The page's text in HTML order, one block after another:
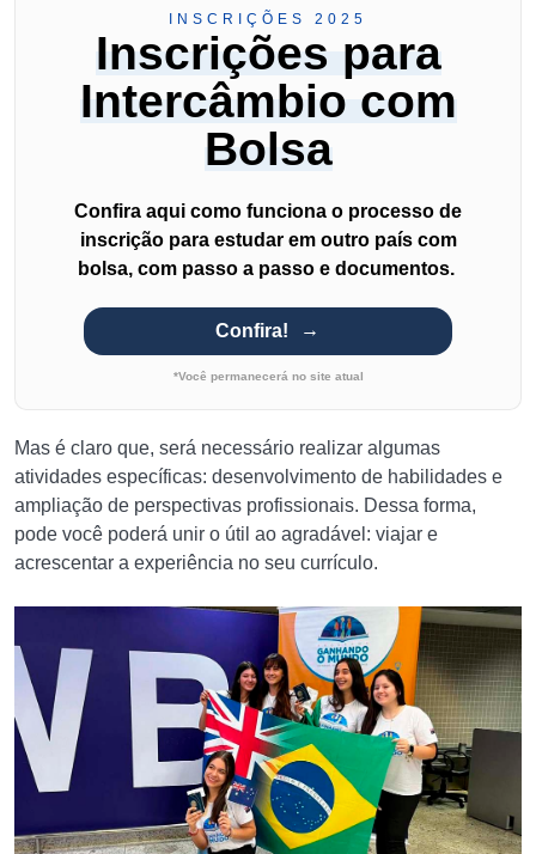
INSCRIÇÕES 2025
Inscrições para
Intercâmbio com
Bolsa
Confira aqui como funciona o processo de
inscrição para estudar em outro país com
bolsa, com passo a passo e documentos.
Confira!
*Você permanecerá no site atual
Mas é claro que, será necessário realizar algumas
atividades específicas: desenvolvimento de habilidades e
ampliação de perspectivas profissionais. Dessa forma,
pode você poderá unir o útil ao agradável: viajar e
acrescentar a experiência no seu currículo.